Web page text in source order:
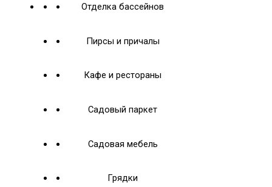
Отделка бассейнов
Пирсы и причалы
Кафе и рестораны
Садовый паркет
Садовая мебель
Грядки